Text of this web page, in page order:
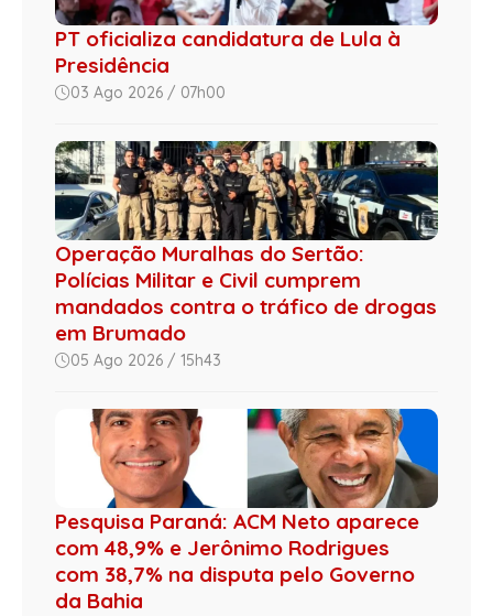
PT oficializa candidatura de Lula à
Presidência
03 Ago 2026 / 07h00
Operação Muralhas do Sertão:
Polícias Militar e Civil cumprem
mandados contra o tráfico de drogas
em Brumado
05 Ago 2026 / 15h43
Pesquisa Paraná: ACM Neto aparece
com 48,9% e Jerônimo Rodrigues
com 38,7% na disputa pelo Governo
da Bahia